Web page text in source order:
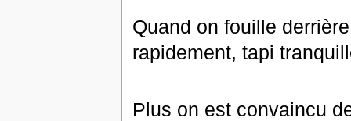
Quand on fouille
rapidement, tapi
Plus on est convaincu